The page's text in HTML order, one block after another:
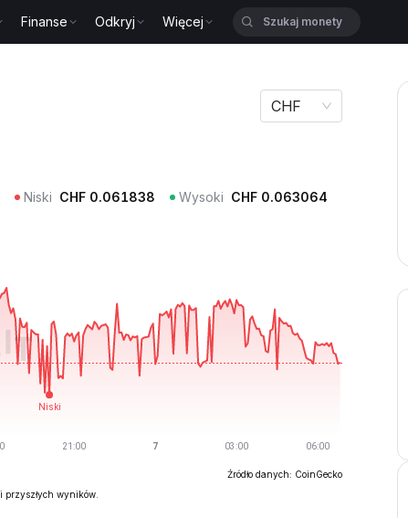
Finanse Odkryj Więcej
CHF
Niski CHF 0.061838 Wysoki CHF 0.063064
Źródło danych: CoinGecko
przyszłych wyników.